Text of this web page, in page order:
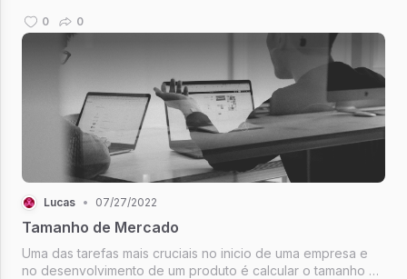
motivo que levou a empresa a desenv...
0 0
Lucas • 07/27/2022
Tamanho de Mercado
Uma das tarefas mais cruciais no inicio de uma empresa e
no desenvolvimento de um produto é calcular o tamanho do